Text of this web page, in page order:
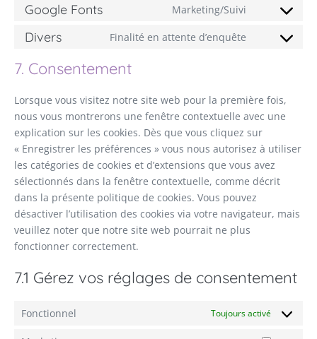
Google Fonts Marketing/Suivi
Divers Finalité en attente d’enquête
7. Consentement
Lorsque vous visitez notre site web pour la première fois,
nous vous montrerons une fenêtre contextuelle avec une
explication sur les cookies. Dès que vous cliquez sur
« Enregistrer les préférences » vous nous autorisez à utiliser
les catégories de cookies et d’extensions que vous avez
sélectionnés dans la fenêtre contextuelle, comme décrit
dans la présente politique de cookies. Vous pouvez
désactiver l’utilisation des cookies via votre navigateur, mais
veuillez noter que notre site web pourrait ne plus
fonctionner correctement.
7.1 Gérez vos réglages de consentement
Fonctionnel Toujours activé